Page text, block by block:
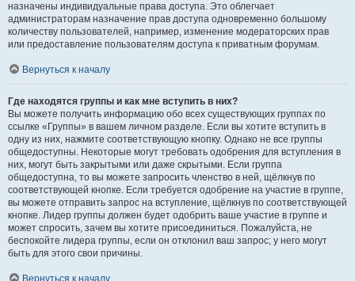
назначены индивидуальные права доступа. Это облегчает
администраторам назначение прав доступа одновременно большому
количеству пользователей, например, изменение модераторских прав
или предоставление пользователям доступа к приватным форумам.
Вернуться к началу
Где находятся группы и как мне вступить в них?
Вы можете получить информацию обо всех существующих группах по
ссылке «Группы» в вашем личном разделе. Если вы хотите вступить в
одну из них, нажмите соответствующую кнопку. Однако не все группы
общедоступны. Некоторые могут требовать одобрения для вступления в
них, могут быть закрытыми или даже скрытыми. Если группа
общедоступна, то вы можете запросить членство в ней, щёлкнув по
соответствующей кнопке. Если требуется одобрение на участие в группе,
вы можете отправить запрос на вступление, щёлкнув по соответствующей
кнопке. Лидер группы должен будет одобрить ваше участие в группе и
может спросить, зачем вы хотите присоединиться. Пожалуйста, не
беспокойте лидера группы, если он отклонил ваш запрос; у него могут
быть для этого свои причины.
Вернуться к началу